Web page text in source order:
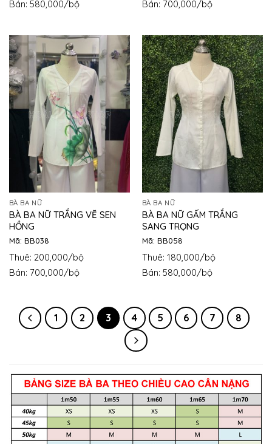
Bán: 580,000/bộ
Bán: 700,000/bộ
BÀ BA NỮ
BÀ BA NỮ TRẮNG VẼ SEN
HỒNG
Mã: BB038
Thuê: 200,000/bộ
Bán: 700,000/bộ
BÀ BA NỮ
BÀ BA NỮ GẤM TRẮNG
SANG TRỌNG
Mã: BB058
Thuê: 180,000/bộ
Bán: 580,000/bộ
1 2 3 4 5 6 7 8